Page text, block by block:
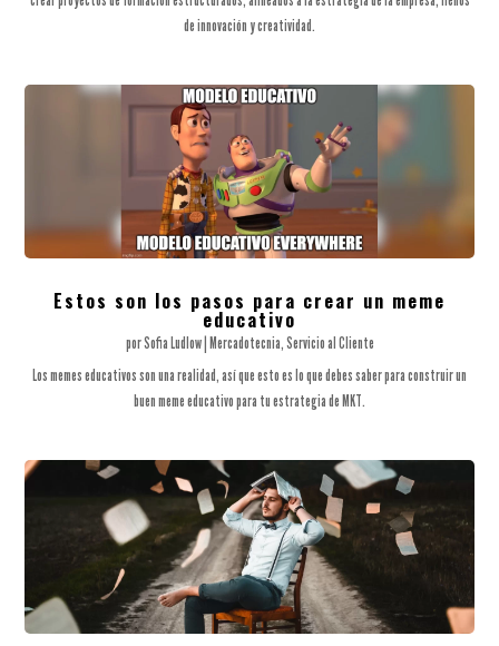
de innovación y creatividad.
Estos son los pasos para crear un meme
educativo
porSofia Ludlow|Mercadotecnia,Servicio al Cliente
Los memes educativos son una realidad, así que esto es lo que debes saber para construir un
buen meme educativo para tu estrategia de MKT.